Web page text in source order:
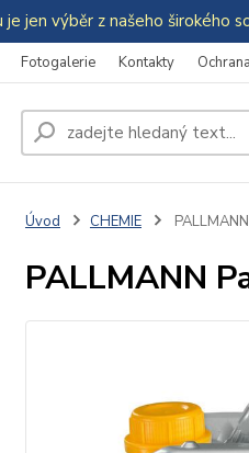
jen výběr z našeho
Fotogalerie Kontakty
Úvod CHEMIE
PALLMANN